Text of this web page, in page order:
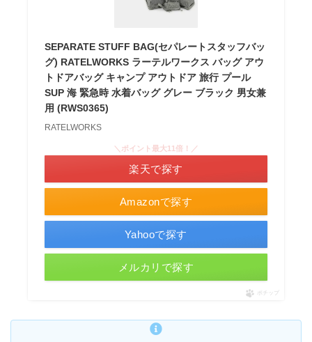
SEPARATE STUFF BAG(セパレートスタッフバッ
グ) RATELWORKS ラーテルワークス バッグ アウ
トドアバッグ キャンプ アウトドア 旅行 プール
SUP 海 緊急時 水着バッグ グレー ブラック 男女兼
用 (RWS0365)
RATELWORKS
Amazonで探す
＼ポイント最大11倍！／
楽天で探す
Yahooで探す
メルカリで探す
ポチップ